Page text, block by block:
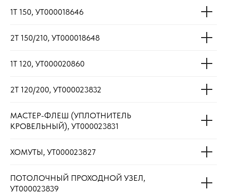
1Т 150, УТ000018646
2Т 150/210, УТ000018648
1Т 120, УТ000020860
2Т 120/200, УТ000023832
МАСТЕР-ФЛЕШ (УПЛОТНИТЕЛЬ
КРОВЕЛЬНЫЙ), УТ000023831
ХОМУТЫ, УТ000023827
ПОТОЛОЧНЫЙ ПРОХОДНОЙ УЗЕЛ,
УТ000023839